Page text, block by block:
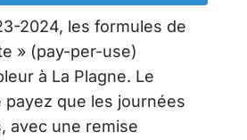
2024, les formules de
» (pay-per-use)
à La Plagne. Le
payez que les journées
avec une remise